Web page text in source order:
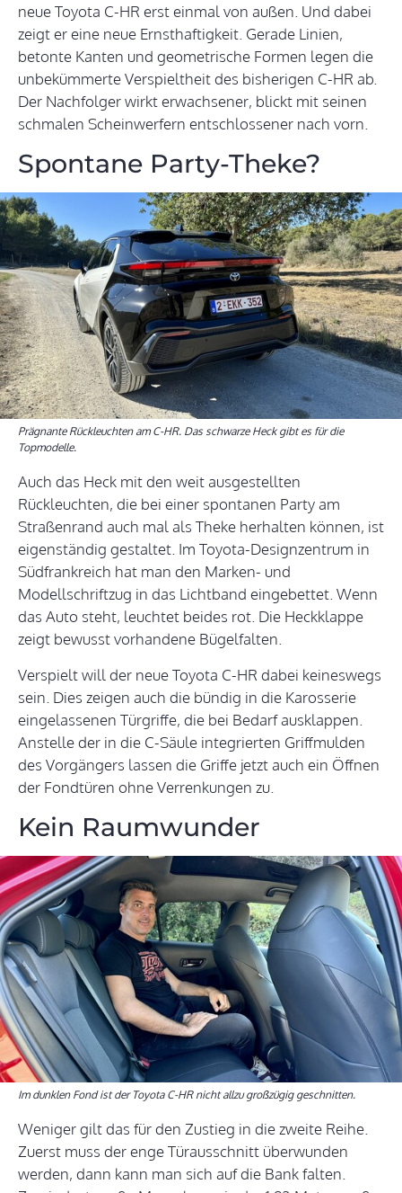
neue Toyota C-HR erst einmal von außen. Und dabei
zeigt er eine neue Ernsthaftigkeit. Gerade Linien,
betonte Kanten und geometrische Formen legen die
unbekümmerte Verspieltheit des bisherigen C-HR ab.
Der Nachfolger wirkt erwachsener, blickt mit seinen
schmalen Scheinwerfern entschlossener nach vorn.
Spontane Party-Theke?
Prägnante Rückleuchten am C-HR. Das schwarze Heck gibt es für die
Topmodelle.
Auch das Heck mit den weit ausgestellten
Rückleuchten, die bei einer spontanen Party am
Straßenrand auch mal als Theke herhalten können, ist
eigenständig gestaltet. Im Toyota-Designzentrum in
Südfrankreich hat man den Marken- und
Modellschriftzug in das Lichtband eingebettet. Wenn
das Auto steht, leuchtet beides rot. Die Heckklappe
zeigt bewusst vorhandene Bügelfalten.
Verspielt will der neue Toyota C-HR dabei keineswegs
sein. Dies zeigen auch die bündig in die Karosserie
eingelassenen Türgriffe, die bei Bedarf ausklappen.
Anstelle der in die C-Säule integrierten Griffmulden
des Vorgängers lassen die Griffe jetzt auch ein Öffnen
der Fondtüren ohne Verrenkungen zu.
Kein Raumwunder
Im dunklen Fond ist der Toyota C-HR nicht allzu großzügig geschnitten.
Weniger gilt das für den Zustieg in die zweite Reihe.
Zuerst muss der enge Türausschnitt überwunden
werden, dann kann man sich auf die Bank falten.